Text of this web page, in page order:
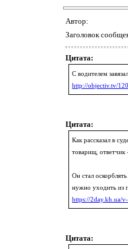
Автор:
Заголовок
Цитата:
С водителем
http://objectiv.tv/
Цитата:
Как рассказал в
товарищ,
Он стал
нужно уходить из
https://2day.kh.ua/
Цитата: